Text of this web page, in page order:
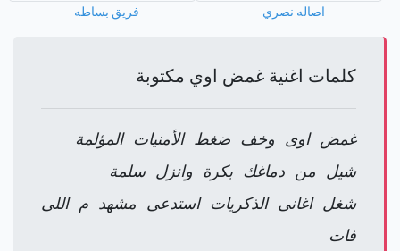
اصاله نصري فريق بساطه
كلمات اغنية غمض اوي مكتوبة
غمض اوى وخف ضغط الأمنيات المؤلمة
شيل من دماغك بكرة وانزل سلمة
شغل اغانى الذكريات استدعى مشهد م اللى
فات